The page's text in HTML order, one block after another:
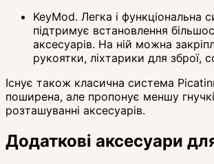
KeyMod. Легка і функціональна
підтримує встановлення
аксесуарів. На ній можна
рукоятки, ліхтарики для зброї,
Існує також класична система
поширена, але пропонує меншу
розташуванні аксесуарів.
Додаткові аксесуари